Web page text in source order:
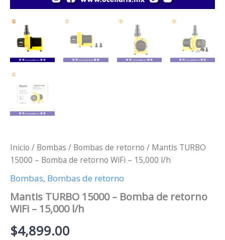
Inicio / Bombas / Bombas de retorno / Mantis TURBO
15000 – Bomba de retorno WiFi – 15,000 l/h
Bombas, Bombas de retorno
Mantis TURBO 15000 – Bomba de retorno
WiFi – 15,000 l/h
$4,899.00